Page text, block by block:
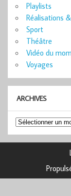
Playlists
Réalisations
Sport
Théâtre
Vidéo du
Voyages
ARCHIVES
Archives